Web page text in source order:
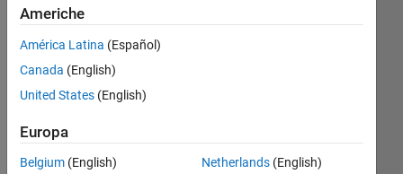
Attivo
Followers:
Americhe
América Latina (Español)
Canada (English)
United States (English)
Europa
Belgium (English)
Netherlands(English)